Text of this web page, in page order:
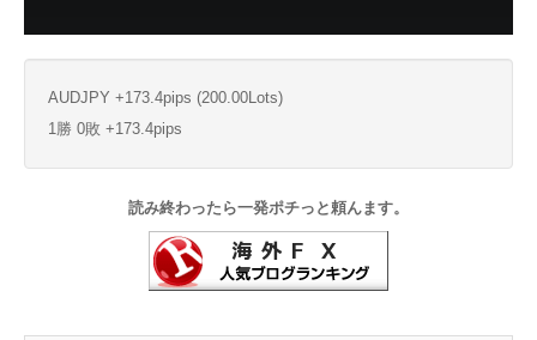
AUDJPY +173.4pips (200.00Lots)
1勝 0敗 +173.4pips
読み終わったら一発ポチっと頼んます。